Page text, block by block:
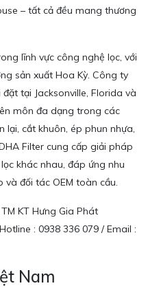
– tất cả đều mang thương
lĩnh vực công nghệ lọc, với
sản xuất Hoa Kỳ. Công ty
tại Jacksonville, Florida và
môn đa dạng trong các
lại, cắt khuôn, ép phun nhựa,
Filter cung cấp giải pháp
khác nhau, đáp ứng nhu
đối tác OEM toàn cầu.
KT Hưng Gia Phát
: 0938 336 079 / Email :
Nam